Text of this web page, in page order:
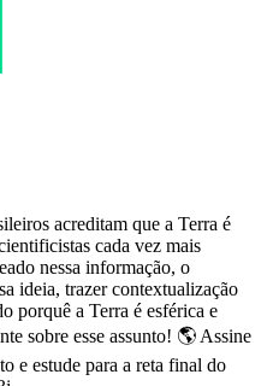
acreditam que a Terra é
cada vez mais
nessa informação, o
ideia, trazer contextualização
porquê a Terra é esférica e
sobre esse assunto! 🌎 Assine
e estude para a reta final do